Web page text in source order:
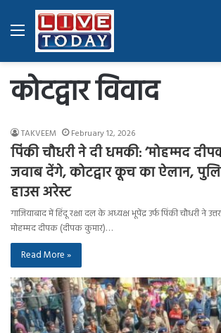
Menu
कोटद्वार विवाद
TAKVEEM February 12, 2026
पिंकी चौधरी ने दी धमकी: ‘मोहम्मद
जवाब देंगे, कोटद्वार कूच का ऐलान,
हाउस अरेस्ट
गाजियाबाद में हिंदू रक्षा दल के अध्यक्ष भूपेंद्र उर्फ पिंकी चौधरी ने
मोहम्मद दीपक (दीपक कुमार)…
Read More »